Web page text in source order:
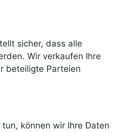
sicher, dass alle
Wir verkaufen Ihre
beteiligte Parteien
können wir Ihre Daten